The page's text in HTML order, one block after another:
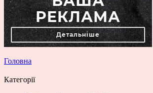
Головна
Категорії